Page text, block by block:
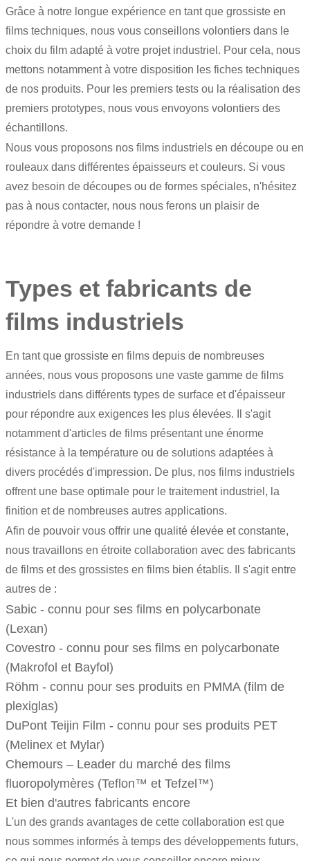
Grâce à notre longue expérience en tant que grossiste en
films techniques, nous vous conseillons volontiers dans le
choix du film adapté à votre projet industriel. Pour cela, nous
mettons notamment à votre disposition les fiches techniques
de nos produits. Pour les premiers tests ou la réalisation des
premiers prototypes, nous vous envoyons volontiers des
échantillons.
Nous vous proposons nos films industriels en découpe ou en
rouleaux dans différentes épaisseurs et couleurs. Si vous
avez besoin de découpes ou de formes spéciales, n'hésitez
pas à nous contacter, nous nous ferons un plaisir de
répondre à votre demande !
Types et fabricants de
films industriels
En tant que grossiste en films depuis de nombreuses
années, nous vous proposons une vaste gamme de films
industriels dans différents types de surface et d'épaisseur
pour répondre aux exigences les plus élevées. Il s'agit
notamment d'articles de films présentant une énorme
résistance à la température ou de solutions adaptées à
divers procédés d'impression. De plus, nos films industriels
offrent une base optimale pour le traitement industriel, la
finition et de nombreuses autres applications.
Afin de pouvoir vous offrir une qualité élevée et constante,
nous travaillons en étroite collaboration avec des fabricants
de films et des grossistes en films bien établis. Il s'agit entre
autres de :
Sabic - connu pour ses films en polycarbonate
(Lexan)
Covestro - connu pour ses films en polycarbonate
(Makrofol et Bayfol )
Röhm - connu pour ses produits en PMMA (film de
plexiglas)
DuPont Teijin Film - connu pour ses produits PET
(Melinex et Mylar)
Chemours – Leader du marché des films
fluoropolymères (Teflon™ et Tefzel ™)
Et bien d'autres fabricants encore
L'un des grands avantages de cette collaboration est que
nous sommes informés à temps des développements futurs,